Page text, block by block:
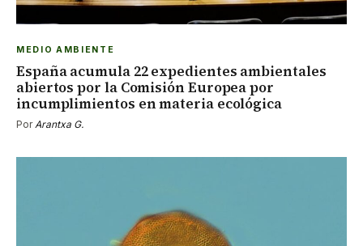
MEDIO AMBIENTE
España acumula 22 expedientes ambientales
abiertos por la Comisión Europea por
incumplimientos en materia ecológica
PorArantxa G.